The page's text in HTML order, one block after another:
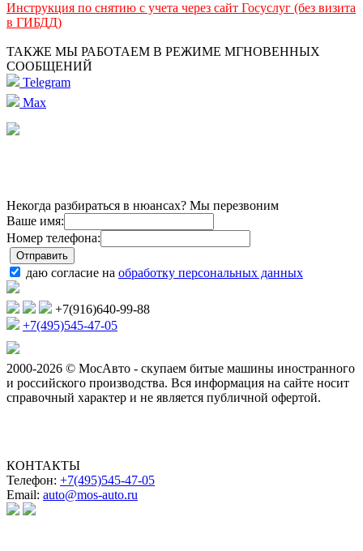
Инструкция по снятию с учета через сайт Госуслуг (без визита
в ГИБДД)
ТАКЖЕ МЫ РАБОТАЕМ В РЕЖИМЕ МГНОВЕННЫХ
СООБЩЕНИЙ
Telegram
Max
Некогда разбираться в нюансах? Мы перезвоним
Ваше имя:
Номер телефона:
даю согласие на обработку персональных данных
+7(916)640-99-88
+7(495)545-47-05
2000-2026 © МосАвто - скупаем битые машины иностранного
и российского производства. Вся информация на сайте носит
справочный характер и не является публичной офертой.
КОНТАКТЫ
Телефон: +7(495)545-47-05
Email: auto@mos-auto.ru